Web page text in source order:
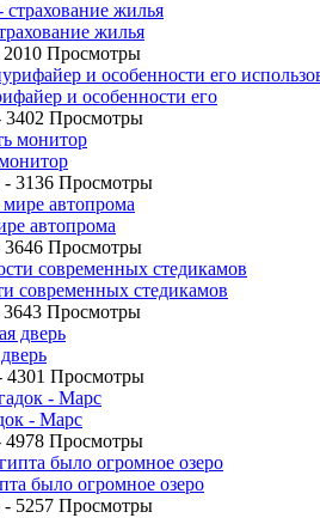
жилья
2010 Просмотры
и особенности его
3402 Просмотры
- 3136 Просмотры
автопрома
3646 Просмотры
современных стедикамов
3643 Просмотры
4301 Просмотры
- Марс
4978 Просмотры
было огромное озеро
- 5257 Просмотры